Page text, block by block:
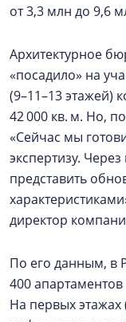
от 3,3 млн до 9,6
Архитектурное
«посадило» на
(9–11–13 этажей)
42 000 кв. м. Но,
«Сейчас мы
экспертизу.
представить
директор
По его данным, в
400
На первых этажах